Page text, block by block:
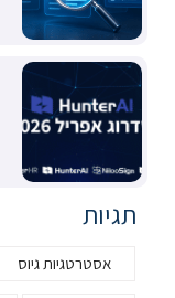
תגיות
אסטרטגיות גיוס